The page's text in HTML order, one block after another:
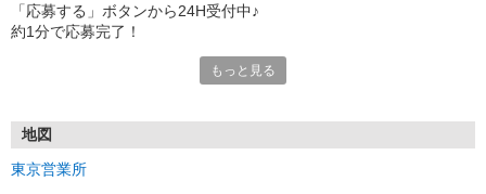
「応募する」ボタンから24H受付中♪
約1分で応募完了！
①応募から3営業日を目安に、メールorお電話でご連絡します。
もっと見る
地図
東京営業所